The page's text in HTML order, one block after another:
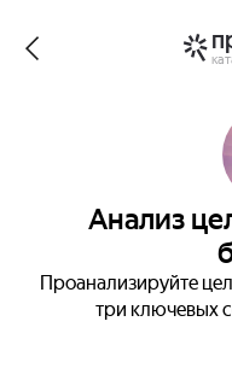
Анализ
Проанализируйте
три ключевых